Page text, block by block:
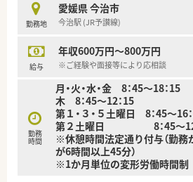
■環境の変化に応じ、ステージに合
す。薬剤師職に特化した研修を経験
師の仕事を学び、仕事への理解を深
調剤薬局を併設している調剤併設型、
でにあのお薬や化粧品を・・・」とい
したインストア型、そのインストア
うコスメ店など地域のお客様のニー
ております。
■ツルハグループとして瀬戸内海圏
している地域№１のドラッグチェーン
勤務地
愛媛県 今治市
今治駅 (JR予讃線)
給与
年収600万円～800万円
※ご経験や面接等により応相談
勤務
時間
月・火・水・金 8：45～18：15
木 8：45～12：15
第１・３・５土曜日 8：45～16
第２土曜日 8：45～12
※休憩時間法定通り付与（勤務
が6時間以上45分）
※1か月単位の変形労働時間制